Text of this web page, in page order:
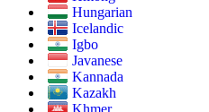
Hungarian
Icelandic
Igbo
Javanese
Kannada
Kazakh
Khmer